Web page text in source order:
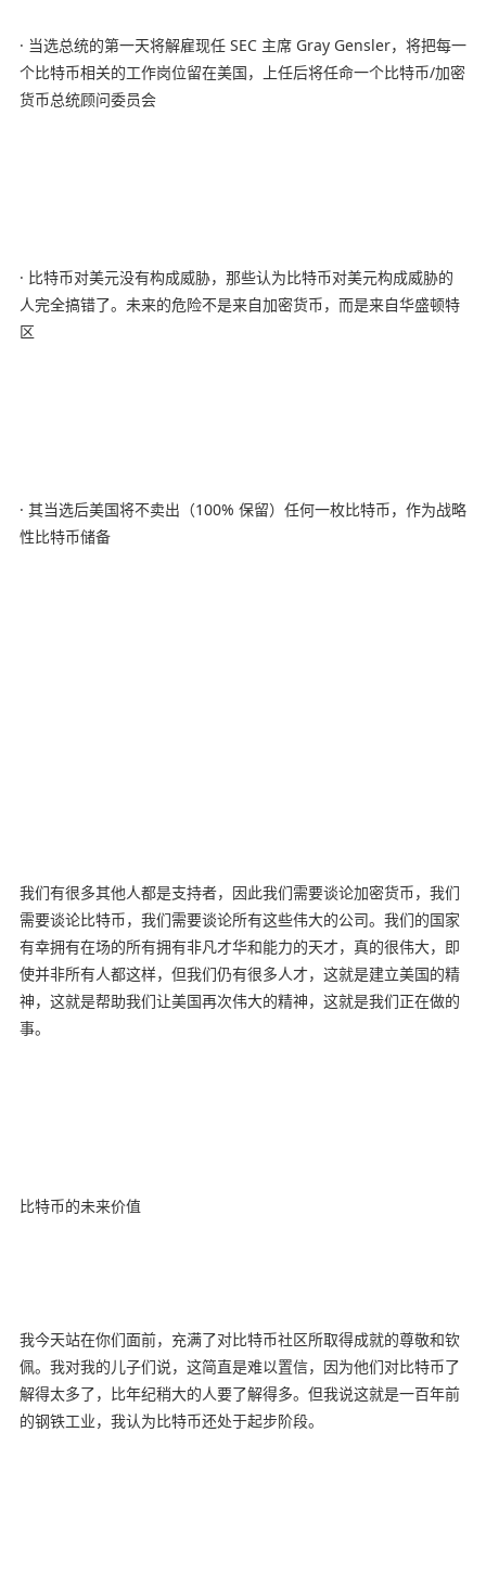
· 当选总统的第一天将解雇现任 SEC 主席 Gray Gensler，将把每一
个比特币相关的工作岗位留在美国，上任后将任命一个比特币/加密
货币总统顾问委员会
· 比特币对美元没有构成威胁，那些认为比特币对美元构成威胁的
人完全搞错了。未来的危险不是来自加密货币，而是来自华盛顿特
区
· 其当选后美国将不卖出（100% 保留）任何一枚比特币，作为战略
性比特币储备
我们有很多其他人都是支持者，因此我们需要谈论加密货币，我们
需要谈论比特币，我们需要谈论所有这些伟大的公司。我们的国家
有幸拥有在场的所有拥有非凡才华和能力的天才，真的很伟大，即
使并非所有人都这样，但我们仍有很多人才，这就是建立美国的精
神，这就是帮助我们让美国再次伟大的精神，这就是我们正在做的
事。
比特币的未来价值
我今天站在你们面前，充满了对比特币社区所取得成就的尊敬和钦
佩。我对我的儿子们说，这简直是难以置信，因为他们对比特币了
解得太多了，比年纪稍大的人要了解得多。但我说这就是一百年前
的钢铁工业，我认为比特币还处于起步阶段。